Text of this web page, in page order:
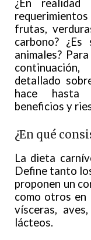
¿En
frutas,
carbono?
animales?
detallado
hace hasta
beneficios y
¿En qué
La dieta
Define tanto
proponen un
como otros en
vísceras,
lácteos.